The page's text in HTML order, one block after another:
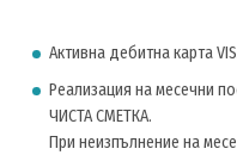
Активна дебитна карта
Реализация на месечни
ЧИСТА СМЕТКА.
При неизпълнение на